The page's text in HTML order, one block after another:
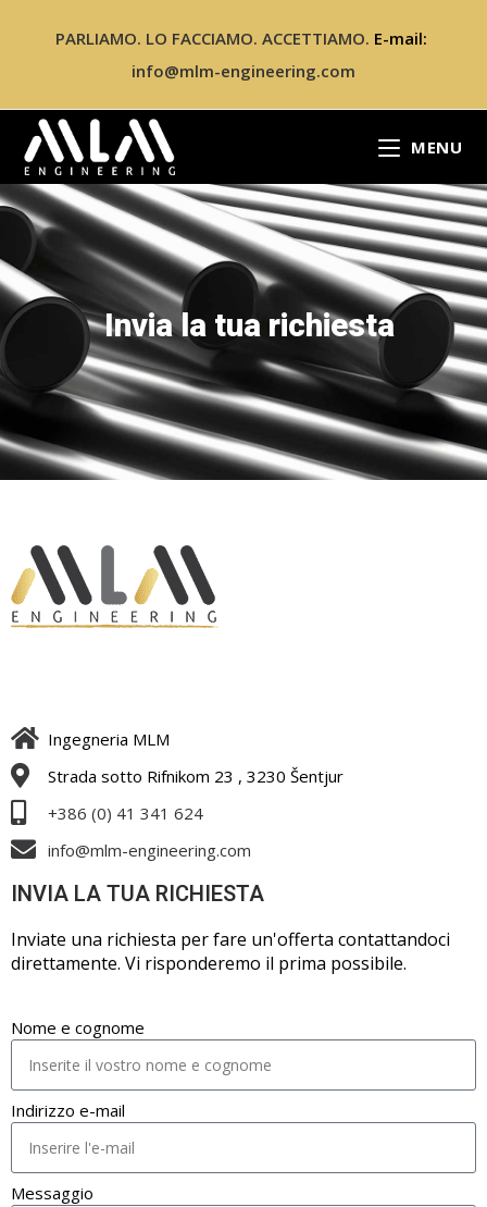
PARLIAMO. LO FACCIAMO. ACCETTIAMO. E-mail:
info@mlm-engineering.com
MENU
Invia la tua richiesta
Ingegneria MLM
Strada sotto Rifnikom 23 , 3230 Šentjur
+386 (0) 41 341 624
info@mlm-engineering.com
INVIA LA TUA RICHIESTA
Inviate una richiesta per fare un'offerta contattandoci
direttamente. Vi risponderemo il prima possibile.
Nome e cognome
Indirizzo e-mail
Messaggio